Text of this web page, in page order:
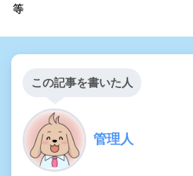
等
この記事を書いた人
管理人